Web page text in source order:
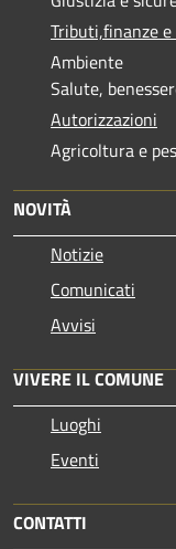
Tributi,finanze
Ambiente
Salute,
Autorizzazioni
Agricoltura e
NOVITÀ
Notizie
Comunicati
Avvisi
VIVERE IL COMUNE
Luoghi
Eventi
CONTATTI